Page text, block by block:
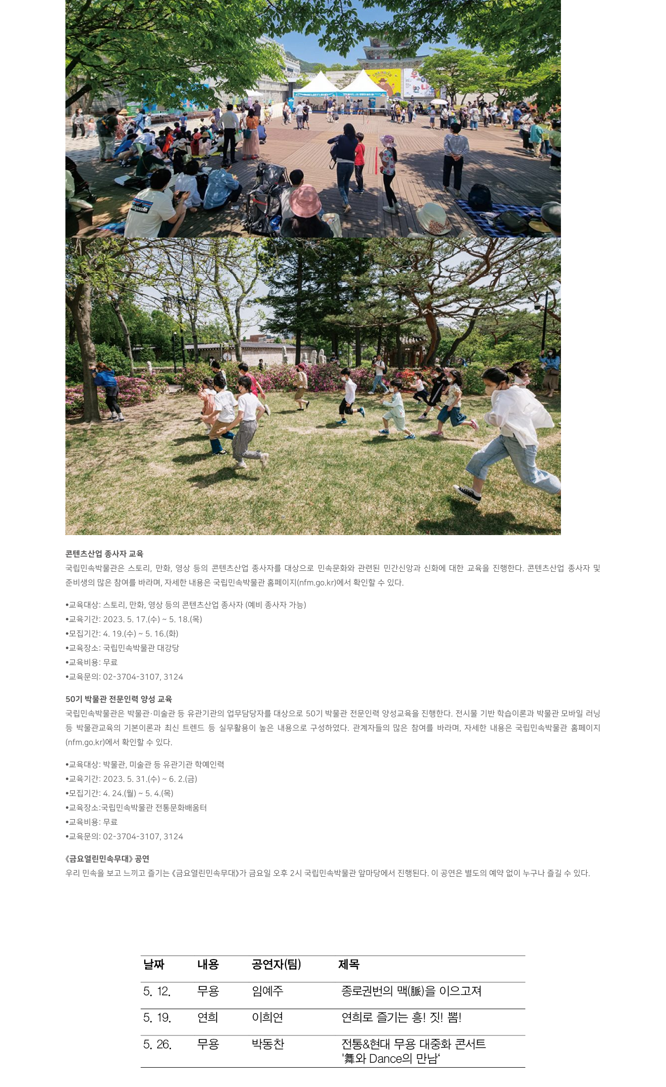
콘텐츠산업 종사자 교육
국립민속박물관은 스토리, 만화, 영상 등의 콘텐츠산업 종사자를 대상으로 민속문화와 관련된 민간신앙과 신화에 대한 교육을 진행한다. 콘텐츠산업 종사자 및
준비생의 많은 참여를 바라며, 자세한 내용은 국립민속박물관 홈페이지(nfm.go.kr)에서 확인할 수 있다.
•교육대상: 스토리, 만화, 영상 등의 콘텐츠산업 종사자 (예비 종사자 가능)
•교육기간: 2023. 5. 17.(수) ~ 5. 18.(목)
•모집기간: 4. 19.(수) ~ 5. 16.(화)
•교육장소: 국립민속박물관 대강당
•교육비용: 무료
•교육문의: 02-3704-3107, 3124
50기 박물관 전문인력 양성 교육
국립민속박물관은 박물관·미술관 등 유관기관의 업무담당자를 대상으로 50기 박물관 전문인력 양성교육을 진행한다. 전시물 기반 학습이론과 박물관 모바일 러닝
등 박물관교육의 기본이론과 최신 트렌드 등 실무활용이 높은 내용으로 구성하였다. 관계자들의 많은 참여를 바라며, 자세한 내용은 국립민속박물관 홈페이지
(nfm.go.kr)에서 확인할 수 있다.
•교육대상: 박물관, 미술관 등 유관기관 학예인력
•교육기간: 2023. 5. 31.(수) ~ 6. 2.(금)
•모집기간: 4. 24.(월) ~ 5. 4.(목)
•교육장소:국립민속박물관 전통문화배움터
•교육비용: 무료
•교육문의: 02-3704-3107, 3124
《금요열린민속무대》 공연
우리 민속을 보고 느끼고 즐기는 《금요열린민속무대》가 금요일 오후 2시 국립민속박물관 앞마당에서 진행된다. 이 공연은 별도의 예약 없이 누구나 즐길 수 있다.